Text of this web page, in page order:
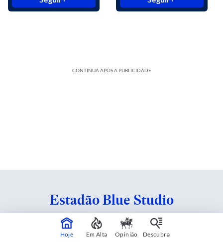
CONTINUA APÓS A PUBLICIDADE
Estadão Blue Studio
Conteúdo criado em parceria com patrocinadores.
Saiba mais
Hoje Em Alta Opinião Descubra